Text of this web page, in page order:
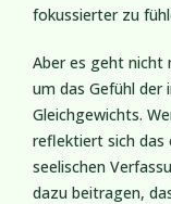
fokussierter zu
Aber es geht nicht
um das Gefühl der
Gleichgewichts.
reflektiert sich das
seelischen
dazu beitragen,